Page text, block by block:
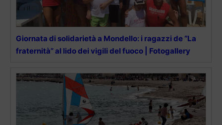
Giornata di solidarietà a Mondello: i ragazzi de “La
fraternità” al lido dei vigili del fuoco | Fotogallery